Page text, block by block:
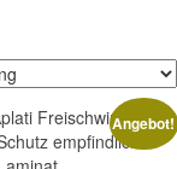
Angebot!